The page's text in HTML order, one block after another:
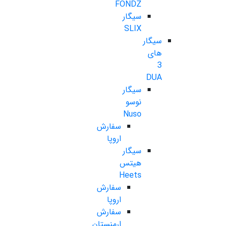
FONDZ
سیگار
SLIX
سیگار
های
3
DUA
سیگار
نوسو
Nuso
سفارش
اروپا
سیگار
هیتس
Heets
سفارش
اروپا
سفارش